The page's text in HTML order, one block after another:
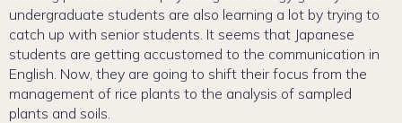
undergraduate students are also learning a lot by trying to
catch up with senior students. It seems that Japanese
students are getting accustomed to the communication in
English. Now, they are going to shift their focus from the
management of rice plants to the analysis of sampled
plants and soils.